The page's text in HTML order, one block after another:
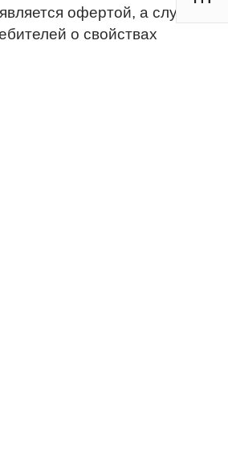
офертой, а служит
о свойствах